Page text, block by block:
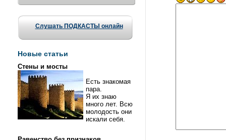
Слушать ПОДКАСТЫ онлайн
Новые статьи
Стены и мосты
Есть знакомая
пара.
Я их знаю
много лет. Всю
молодость они
искали себя.